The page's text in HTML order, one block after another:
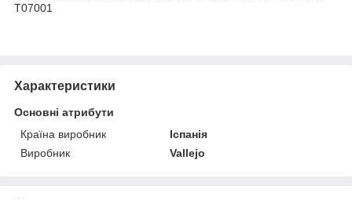
T07001
Характеристики
Основні атрибути
Країна виробник
Іспанія
Виробник
Vallejo